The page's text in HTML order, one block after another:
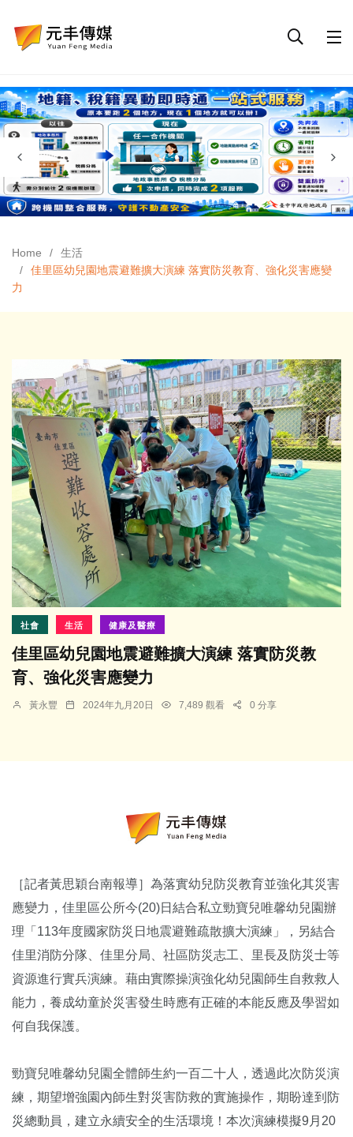
Home
生活
佳里區幼兒園地震避難擴大演練 落實防災教育、強化災害應變
力
社會 生活 健康及醫療
佳里區幼兒園地震避難擴大演練 落實防災教
育、強化災害應變力
黃永豐 2024年九月20日 7,489 觀看 0 分享
［記者黃思穎台南報導］為落實幼兒防災教育並強化其災害
應變力，佳里區公所今(20)日結合私立勁寶兒唯馨幼兒園辦
理「113年度國家防災日地震避難疏散擴大演練」，另結合
佳里消防分隊、佳里分局、社區防災志工、里長及防災士等
資源進行實兵演練。藉由實際操演強化幼兒園師生自救救人
能力，養成幼童於災害發生時應有正確的本能反應及學習如
何自我保護。
勁寶兒唯馨幼兒園全體師生約一百二十人，透過此次防災演
練，期望增強園內師生對災害防救的實施操作，期盼達到防
災總動員，建立永續安全的生活環境！本次演練模擬9月20